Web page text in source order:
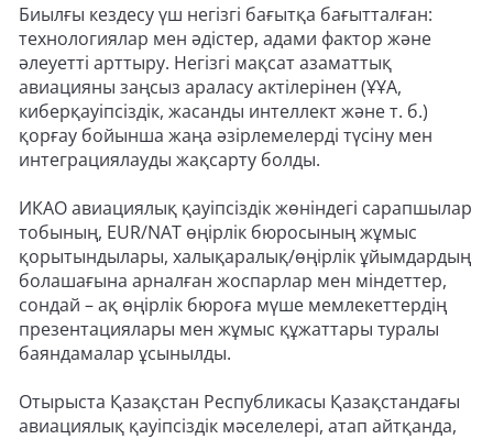
Биылғы кездесу үш негізгі бағытқа бағытталған:
технологиялар мен әдістер, адами фактор және
әлеуетті арттыру. Негізгі мақсат азаматтық
авиацияны заңсыз араласу актілерінен (ҰҰА,
киберқауіпсіздік, жасанды интеллект және т. б.)
қорғау бойынша жаңа әзірлемелерді түсіну мен
интеграциялауды жақсарту болды.
ИКАО авиациялық қауіпсіздік жөніндегі сарапшылар
тобының, EUR/NAT өңірлік бюросының жұмыс
қорытындылары, халықаралық/өңірлік ұйымдардың
болашағына арналған жоспарлар мен міндеттер,
сондай – ақ өңірлік бюроға мүше мемлекеттердің
презентациялары мен жұмыс құжаттары туралы
баяндамалар ұсынылды.
Отырыста Қазақстан Республикасы Қазақстандағы
авиациялық қауіпсіздік мәселелері, атап айтқанда,